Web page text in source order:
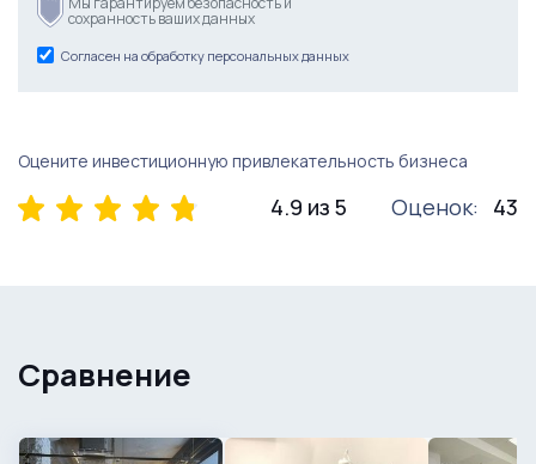
сохранность ваших данных
Согласен на обработку персональных данных
Оцените инвестиционную привлекательность бизнеса
4.9 из 5 Оценок: 43
Сравнение